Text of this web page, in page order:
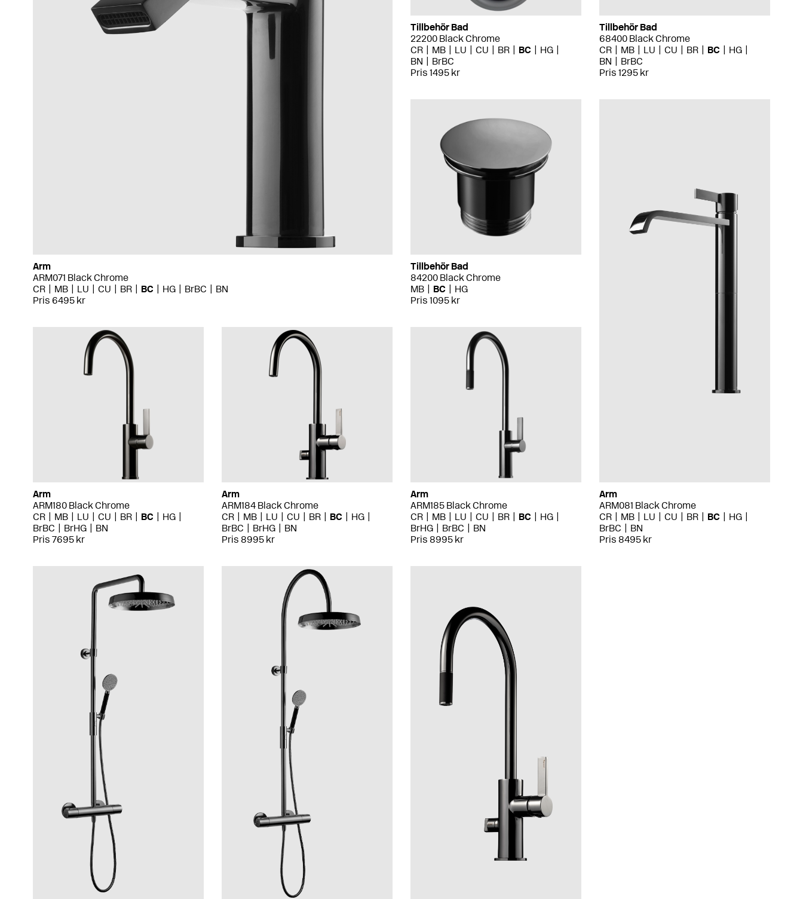
Arm
ARM071 Black Chrome
CR
MB LU CU BR BC HG BrBC
BN
Pris 6495 kr
Tillbehör Bad
22200 Black Chrome
CR
MB LU CU BR BC
HG
BN
BrBC
Pris 1495 kr
Tillbehör Bad
68400 Black Chrome
CR
MB LU CU BR BC
HG
BN
BrBC
Pris 1295 kr
Tillbehör Bad
84200 Black Chrome
MB
BC
HG
Pris 1095 kr
Arm
ARM081 Black Chrome
CR
MB LU CU BR BC
HG
BrBC
BN
Pris 8495 kr
Arm
ARM180 Black Chrome
CR
MB LU CU BR BC
HG
BrBC
BrHG
BN
Pris 7695 kr
Arm
ARM184 Black Chrome
CR
MB LU CU BR BC
HG
BrBC
BrHG
BN
Pris 8995 kr
Arm
ARM185 Black Chrome
CR
MB LU CU BR BC
HG
BrHG
BrBC
BN
Pris 8995 kr